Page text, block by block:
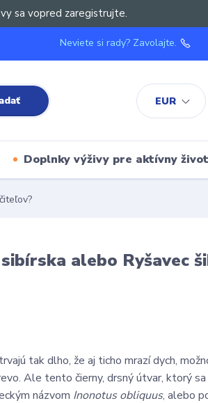
sa vopred zaregistrujte.
EUR
Neviete si rady? Zavolajte.
Doplnky výživy pre aktívny
alebo Ryšavec
tak dlho, že aj ticho mrazí dych,
Ale tento čierny, drsný útvar, ktorý
názvom Inonotus obliquus, alebo